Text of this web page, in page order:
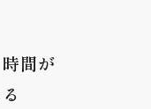
間が